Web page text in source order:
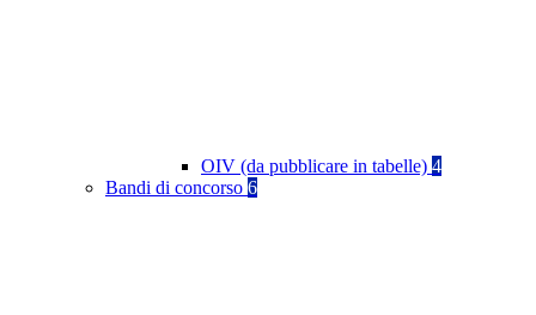
OIV (da pubblicare in tabelle) 4
Bandi di concorso 6